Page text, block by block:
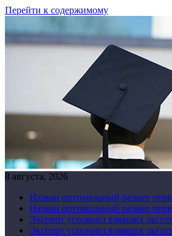
Перейти к содержимому
8 августа, 2026
Назван оптимальный размер
Назван оптимальный размер
Эксперт успокоил взявших
Эксперт успокоил взявших